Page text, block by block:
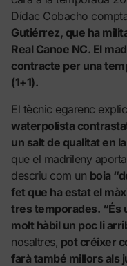
Dídac Cobacho
Gutiérrez, que ha
Real Canoe NC. El
contracte per una
(1+1).
El tècnic egarenc
waterpolista
un salt de qualitat en
que el madrileny
descriu com un boia
fet que ha estat el
tres temporades. “És
molt hàbil un poc li
nosaltres, pot créixer
farà també millors als